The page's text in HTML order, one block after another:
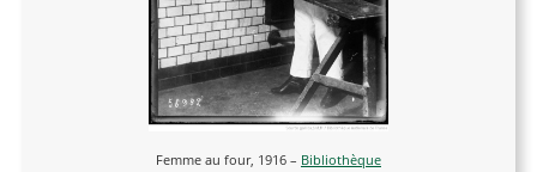
Femme au four, 1916 – Bibliothèque